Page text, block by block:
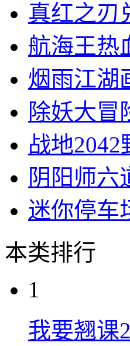
真红之刃
航海王热
烟雨江湖
除妖大冒
战地
阴阳师六
迷你停车
本类排行
1
我要翘课